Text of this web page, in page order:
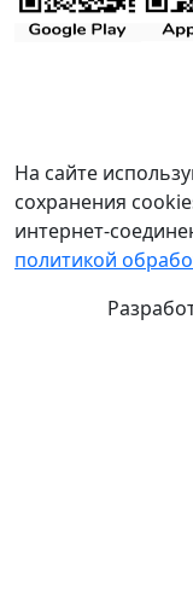
На сайте
сохранения
интернет-
политикой